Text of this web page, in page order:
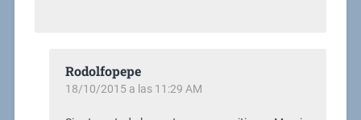
Rodolfopepe
18/10/2015 a las 11:29 AM